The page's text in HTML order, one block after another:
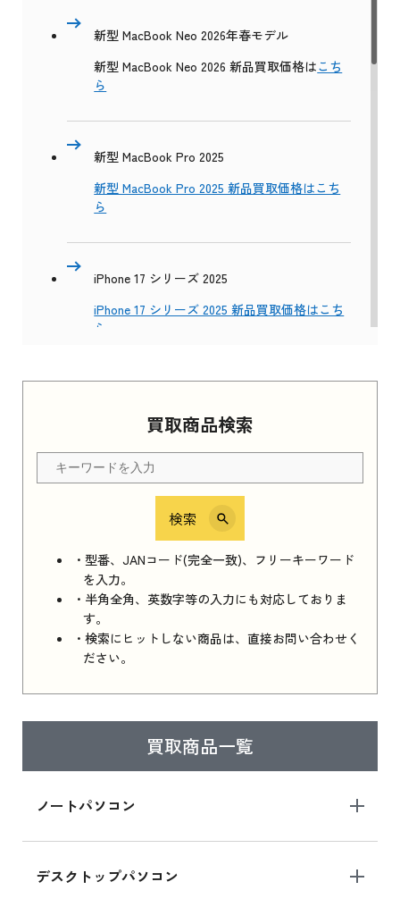
買取商品検索
検索
・型番、JANコード(完全一致)、フリーキーワード
を入力。
・半角全角、英数字等の入力にも対応しておりま
す。
・検索にヒットしない商品は、直接お問い合わせく
ださい。
買取商品一覧
ノートパソコン
デスクトップパソコン
新型 MacBook Neo 2026年春モデル
新型 MacBook Neo 2026 新品買取価格はこち
ら
新型 MacBook Pro 2025
新型 MacBook Pro 2025 新品買取価格はこち
ら
iPhone 17 シリーズ 2025
iPhone 17 シリーズ 2025 新品買取価格はこち
ら
Apple Watch Series 11 2025 新品買取価格はこ
ちら
iPhone 16e シリーズ 2025
iPhone 16e シリーズ 2025 新品買取価格はこち
ら
iPad 11インチ 2025年春モデル
はこちら
ら
iPad mini シリーズ 2024